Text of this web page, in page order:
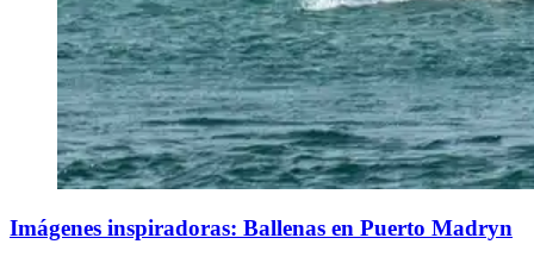
Imágenes inspiradoras: Ballenas en Puerto Madryn